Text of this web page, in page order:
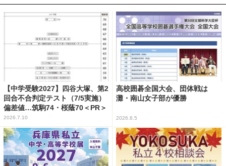
【中学受験2027】四谷大塚、第2
回合不合判定テスト（7/5実施）
偏差値…筑駒74・桜蔭70＜PR＞
2026.7.10
高校囲碁全国大会、団体戦は
灘・南山女子部が優勝
2026.8.5